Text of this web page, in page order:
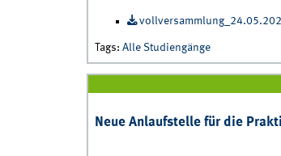
Tags: Alle Studiengänge
Neue Anlaufstelle für die